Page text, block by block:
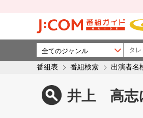
番組表 番組検索 出演者名
井上 高志